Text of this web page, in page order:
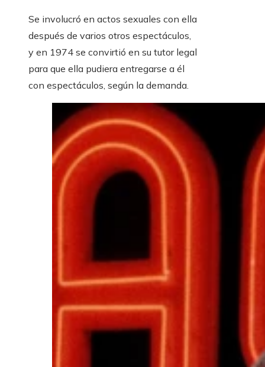
Se involucró en actos sexuales con ella
después de varios otros espectáculos,
y en 1974 se convirtió en su tutor legal
para que ella pudiera entregarse a él
con espectáculos, según la demanda.